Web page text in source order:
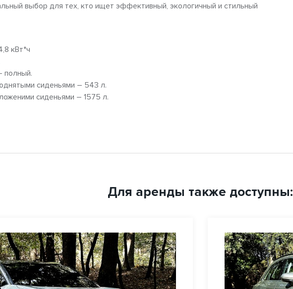
выбор для тех, кто ищет эффективный, экологичный и стильный
кВт*ч
полный.
сиденьями – 543 л.
сиденьями – 1575 л.
Для аренды также доступны: